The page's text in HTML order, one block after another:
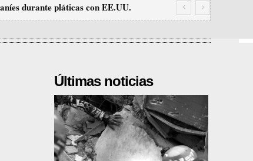
durante pláticas con EE.UU.
Últimas noticias